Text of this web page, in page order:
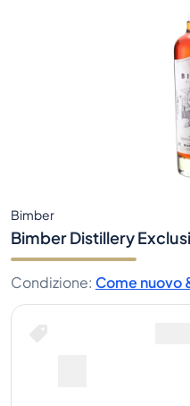
Bimber
Bimber Distillery
Condizione: Come nuovo